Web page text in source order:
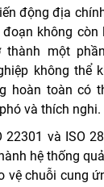
động địa
không
một
không thể
hoàn toàn có
và thích nghi.
22301 và ISO
hệ thống
vệ chuỗi cung